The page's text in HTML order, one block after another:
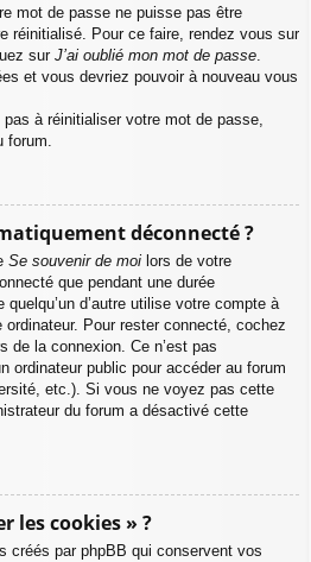
mot de passe ne puisse pas être
réinitialisé. Pour ce faire, rendez vous sur
sur J’ai oublié mon mot de passe.
et vous devriez pouvoir à nouveau vous
à réinitialiser votre mot de passe,
forum.
déconnecté ?
Se souvenir de moi lors de votre
que pendant une durée
d’autre utilise votre compte à
Pour rester connecté, cochez
de la connexion. Ce n’est pas
ordinateur public pour accéder au forum
etc.). Si vous ne voyez pas cette
du forum a désactivé cette
les cookies » ?
créés par phpBB qui conservent vos